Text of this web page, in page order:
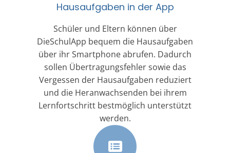
Hausaufgaben in der App
Schüler und Eltern können über
DieSchulApp bequem die Hausaufgaben
über ihr Smartphone abrufen. Dadurch
sollen Übertragungsfehler sowie das
Vergessen der Hausaufgaben reduziert
und die Heranwachsenden bei ihrem
Lernfortschritt bestmöglich unterstützt
werden.